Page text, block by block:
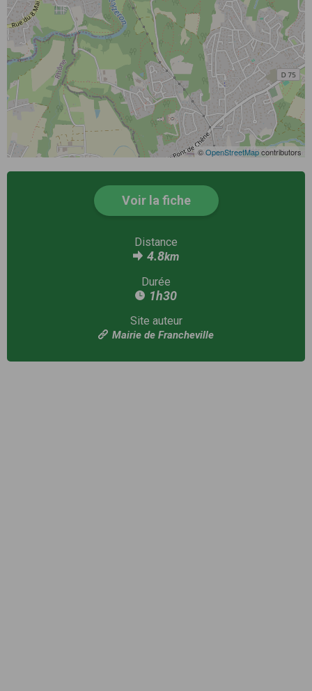
©OpenStreetMapcontributors
Voir la fiche
Distance
4.8km
Durée
1h30
Site auteur
Mairie de Francheville